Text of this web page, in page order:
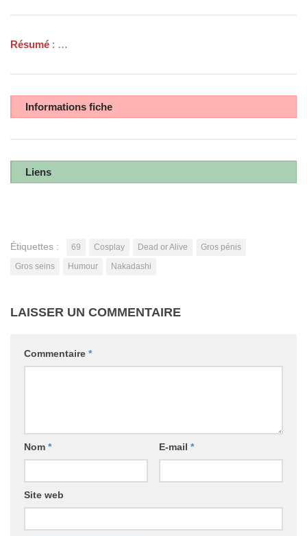
Résumé : …
Informations fiche
Liens
Étiquettes : 69 Cosplay Dead or Alive
Gros pénis
Gros seins
Humour Nakadashi
LAISSER UN COMMENTAIRE
Commentaire *
Nom * E-mail *
Site web